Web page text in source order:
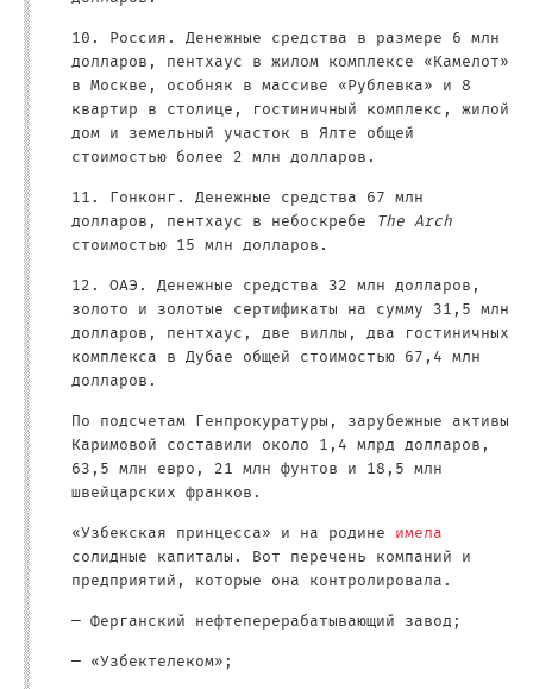
10. Россия. Денежные средства в размере 6 млн
долларов, пентхаус в жилом комплексе «Камелот»
в Москве, особняк в массиве «Рублевка» и 8
квартир в столице, гостиничный комплекс, жилой
дом и земельный участок в Ялте общей
стоимостью более 2 млн долларов.
11. Гонконг. Денежные средства 67 млн
долларов, пентхаус в небоскребе The Arch
стоимостью 15 млн долларов.
12. ОАЭ. Денежные средства 32 млн долларов,
золото и золотые сертификаты на сумму 31,5 млн
долларов, пентхаус, две виллы, два гостиничных
комплекса в Дубае общей стоимостью 67,4 млн
долларов.
По подсчетам Генпрокуратуры, зарубежные активы
Каримовой составили около 1,4 млрд долларов,
63,5 млн евро, 21 млн фунтов и 18,5 млн
швейцарских франков.
«Узбекская принцесса» и на родине имела
солидные капиталы. Вот перечень компаний и
предприятий, которые она контролировала.
— Ферганский нефтеперерабатывающий завод;
— «Узбектелеком»;